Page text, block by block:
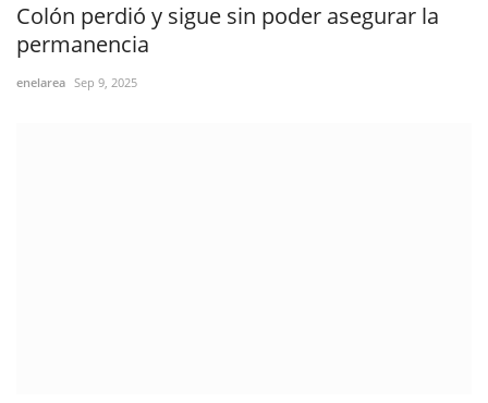
Colón perdió y sigue sin poder asegurar la
permanencia
enelarea Sep 9, 2025